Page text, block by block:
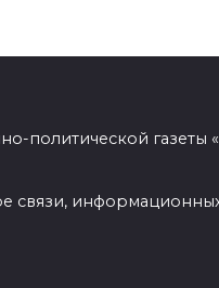
политической газеты
связи,